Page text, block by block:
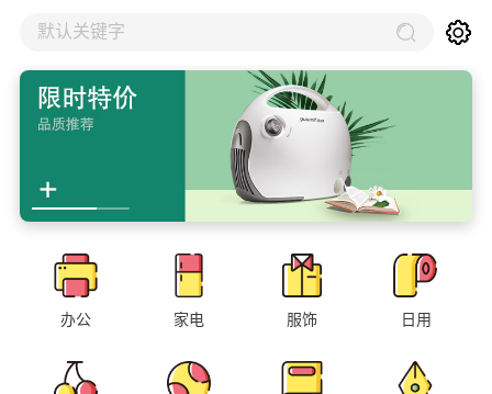
默认关键字
办公 家电 服饰 日用